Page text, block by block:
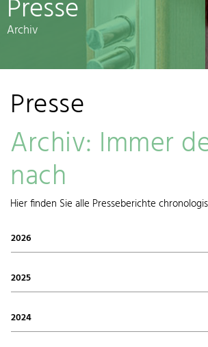
Presse
Archiv
Presse
Archiv: Immer
nach
Hier finden Sie alle Presseberichte
2026
April 2026 (1)
März 2026 (1)
2025
Juni 2025 (1)
Mai 2025 (1)
2024